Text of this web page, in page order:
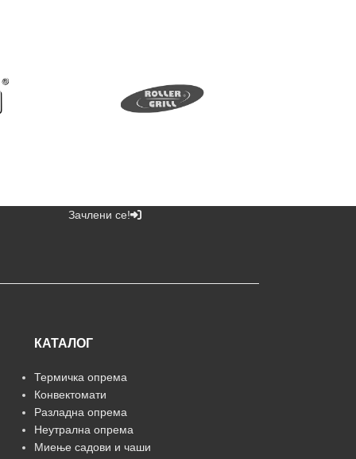
Зачлени се!
КАТАЛОГ
Термичка опрема
Конвектомати
Разладна опрема
Неутрална опрема
Миење садови и чаши